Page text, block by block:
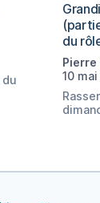
du
du
Pierre
10